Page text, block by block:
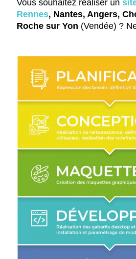
Vous souhaitez réaliser un
Rennes, Nantes, Angers,
Roche sur Yon (Vendée) ?